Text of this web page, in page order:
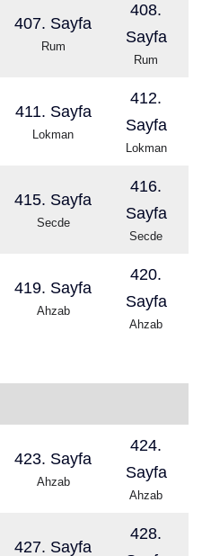
407. Sayfa
Rum
408.
Sayfa
Rum
411. Sayfa
Lokman
412.
Sayfa
Lokman
415. Sayfa
Secde
416.
Sayfa
Secde
419. Sayfa
Ahzab
420.
Sayfa
Ahzab
423. Sayfa
Ahzab
424.
Sayfa
Ahzab
427. Sayfa
428.